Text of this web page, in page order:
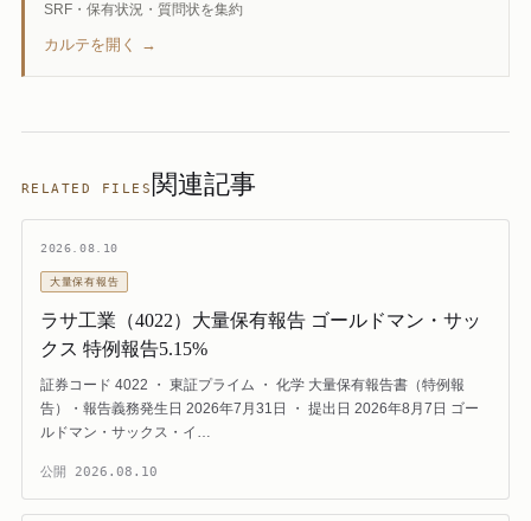
SRF・保有状況・質問状を集約
カルテを開く →
RELATED FILES 関連記事
2026.08.10
大量保有報告
ラサ工業（4022）大量保有報告 ゴールドマン・サッ
クス 特例報告5.15%
証券コード 4022 ・ 東証プライム ・ 化学 大量保有報告書（特例報
告）・報告義務発生日 2026年7月31日 ・ 提出日 2026年8月7日 ゴー
ルドマン・サックス・イ…
公開 2026.08.10